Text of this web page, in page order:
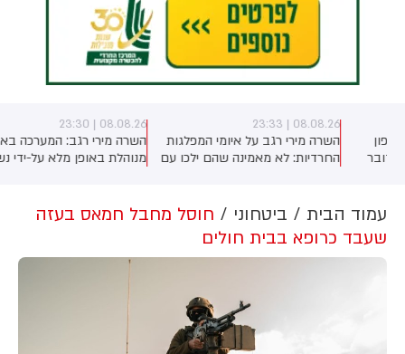
08.08.26 | 23:33
השרה מירי רגב על איומי המפלגות
החרדיות: לא מאמינה שהם ילכו עם
שהם צריכים להתגייס". על יאיר גולן
אמרה השרה: "הוא עומד בראש
מפלגה תומכת טרור". לסיום פנתה
לגלעד ארדן: "אל תבזבז קולות של
08.08.26 | 23:30
השרה מירי רגב: המערכה באיראן
מנוהלת באופן מלא על-ידי נשיא
איראן תתקוף את ישראל - אנחנו
עמוד הבית ביטחוני
חוסל מחבל חמאס בעזה
שעבד כרופא בבית חולים